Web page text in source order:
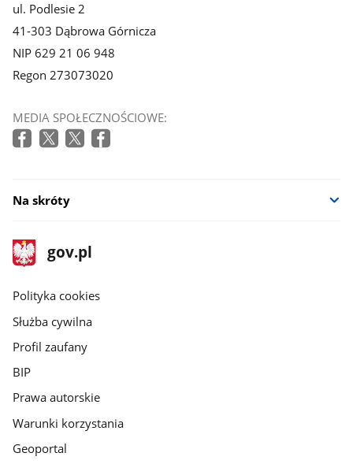
ul. Podlesie 2
41-303 Dąbrowa Górnicza
NIP 629 21 06 948
Regon 273073020
MEDIA SPOŁECZNOŚCIOWE:
Na skróty
stopka
gov.pl
Strona
gov.pl
gov.pl
Polityka cookies
Służba cywilna
Profil zaufany
BIP
Prawa autorskie
Warunki korzystania
Geoportal